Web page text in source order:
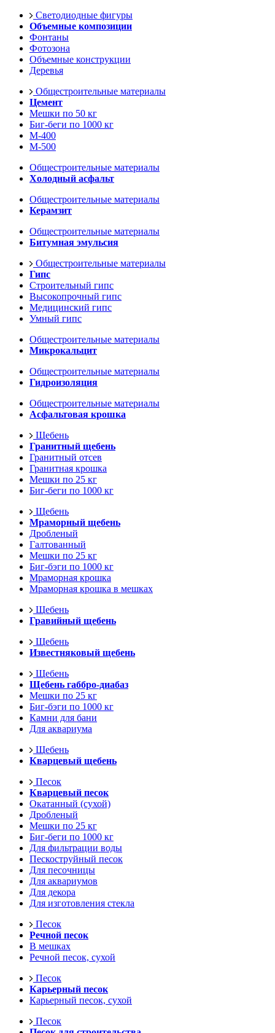
Светодиодные фигуры
Объемные композиции
Фонтаны
Фотозона
Объемные конструкции
Деревья
Общестроительные материалы
Цемент
Мешки по 50 кг
Биг-беги по 1000 кг
М-400
М-500
Общестроительные материалы
Холодный асфальт
Общестроительные материалы
Керамзит
Общестроительные материалы
Битумная эмульсия
Общестроительные материалы
Гипс
Строительный гипс
Высокопрочный гипс
Медицинский гипс
Умный гипс
Общестроительные материалы
Микрокальцит
Общестроительные материалы
Гидроизоляция
Общестроительные материалы
Асфальтовая крошка
Щебень
Гранитный щебень
Гранитный отсев
Гранитная крошка
Мешки по 25 кг
Биг-беги по 1000 кг
Щебень
Мраморный щебень
Дробленый
Галтованный
Мешки по 25 кг
Биг-бэги по 1000 кг
Мраморная крошка
Мраморная крошка в мешках
Щебень
Гравийный щебень
Щебень
Известняковый щебень
Щебень
Щебень габбро-диабаз
Мешки по 25 кг
Биг-бэги по 1000 кг
Камни для бани
Для аквариума
Щебень
Кварцевый щебень
Песок
Кварцевый песок
Окатанный (сухой)
Дробленый
Мешки по 25 кг
Биг-беги по 1000 кг
Для фильтрации воды
Пескоструйный песок
Для песочницы
Для аквариумов
Для декора
Для изготовления стекла
Песок
Речной песок
В мешках
Речной песок, сухой
Песок
Карьерный песок
Карьерный песок, сухой
Песок